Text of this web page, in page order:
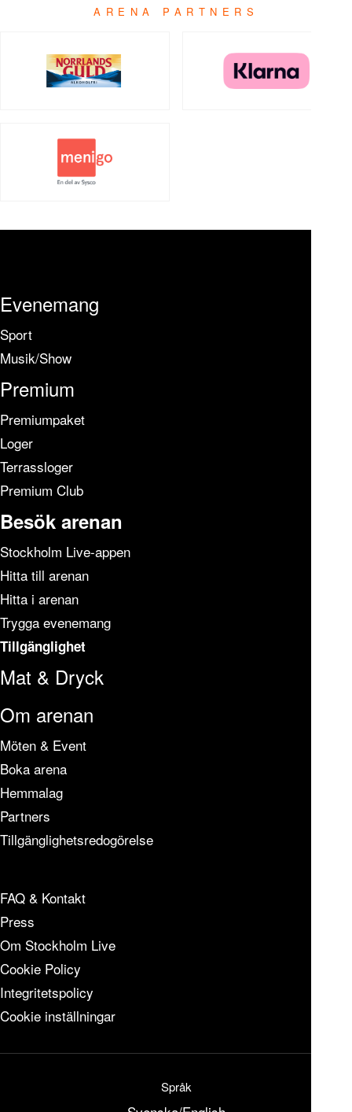
ARENA PARTNERS
Evenemang
Sport
Musik/Show
Premium
Premiumpaket
Loger
Terrassloger
Premium Club
Besök arenan
Stockholm Live-appen
Hitta till arenan
Hitta i arenan
Trygga evenemang
Tillgänglighet
Mat & Dryck
Om arenan
Möten & Event
Boka arena
Hemmalag
Partners
Tillgänglighetsredogörelse
FAQ & Kontakt
Press
Om Stockholm Live
Cookie Policy
Integritetspolicy
Cookie inställningar
Språk